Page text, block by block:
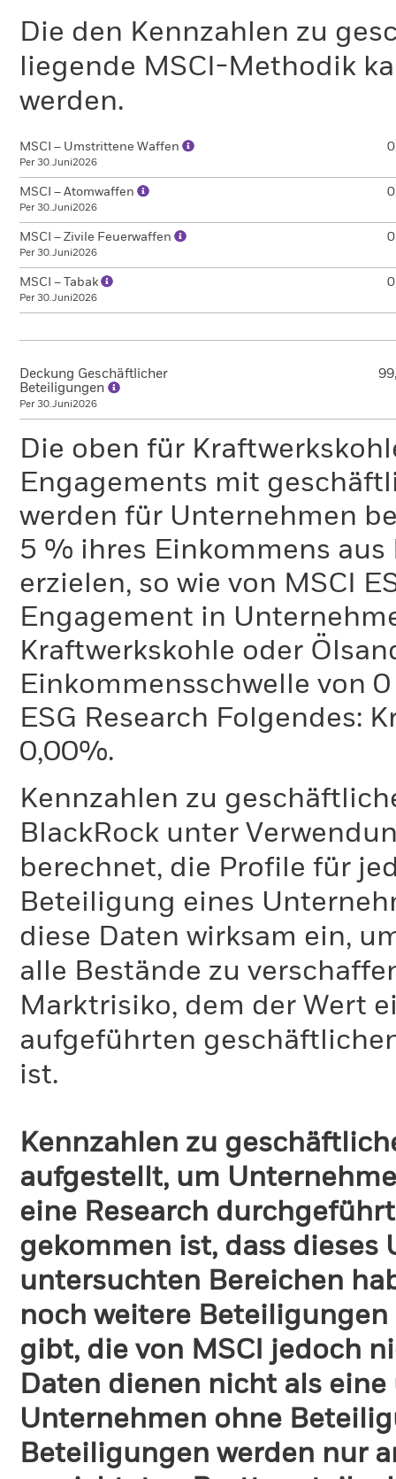
Die den Kennzahlen zu
liegende MSCI-Methodik
werden.
MSCI – Umstrittene Waffen
Per 30.Juni2026
MSCI – Atomwaffen
Per 30.Juni2026
MSCI – Zivile Feuerwaffen
Per 30.Juni2026
MSCI – Tabak
Per 30.Juni2026
Deckung Geschäftlicher
Beteiligungen
Per 30.Juni2026
Die oben für
Engagements mit
werden für Unternehmen
5 % ihres Einkommens
erzielen, so wie von MSCI
Engagement in
Kraftwerkskohle oder
Einkommensschwelle von
ESG Research Folgendes:
0,00%.
Kennzahlen zu
BlackRock unter
berechnet, die Profile für
Beteiligung eines
diese Daten wirksam ein,
alle Bestände zu
Marktrisiko, dem der Wert
aufgeführten
ist.
Kennzahlen zu
aufgestellt, um
eine Research
gekommen ist, dass
untersuchten Bereichen
noch weitere
gibt, die von MSCI jedoch
Daten dienen nicht als
Unternehmen ohne
Beteiligungen werden nur